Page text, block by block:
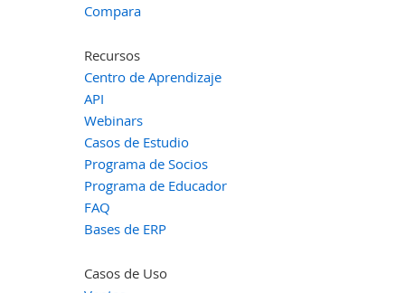
Compara
Recursos
Centro de Aprendizaje
API
Webinars
Casos de Estudio
Programa de Socios
Programa de Educador
FAQ
Bases de ERP
Casos de Uso